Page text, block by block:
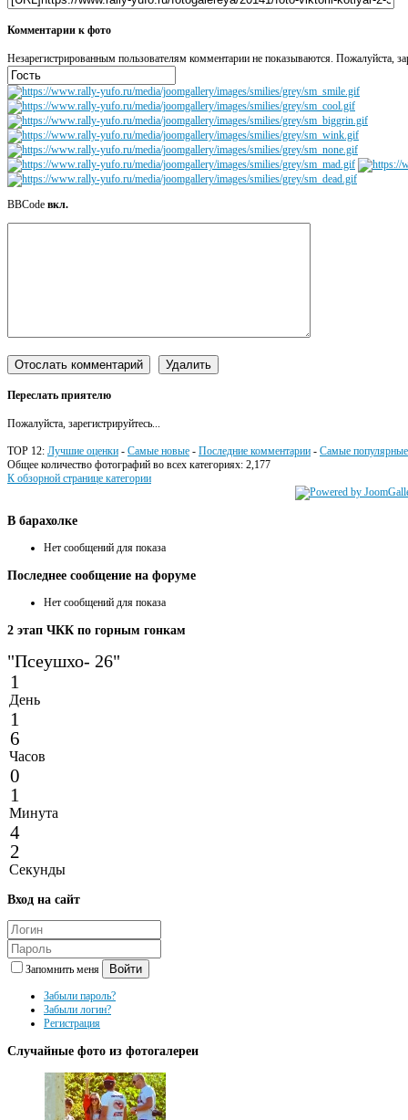
Комментарии к фото
Незарегистрированным пользователям комментарии не показываются. Пожалуйста,
BBCode вкл.
Переслать приятелю
Пожалуйста, зарегистрируйтесь...
TOP 12: Лучшие оценки - Самые новые - Последние комментарии - Самые популярные
Общее количество фотографий во всех категориях: 2,177
К обзорной странице категории
В барахолке
Нет сообщений для показа
Последнее сообщение на форуме
Нет сообщений для показа
2 этап ЧКК по горным гонкам
"Псеушхо- 26"
1
День
1
6
Часов
0
1
Минута
4
2
Секунды
Вход на сайт
Запомнить меня Войти
Забыли пароль?
Забыли логин?
Регистрация
Случайные фото из фотогалереи